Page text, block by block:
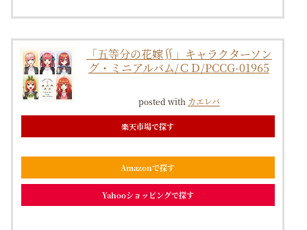
「五等分の花嫁∬」キャラクターソン
グ・ミニアルバム/ＣＤ/PCCG-01965
posted with カエレバ
楽天市場で探す
Amazonで探す
Yahooショッピングで探す